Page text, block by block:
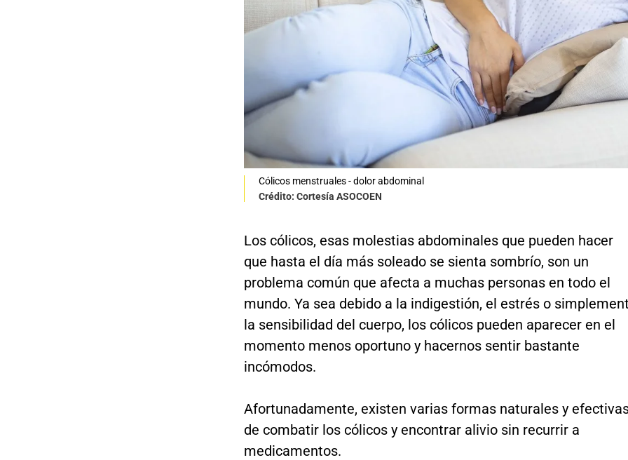
Cólicos menstruales - dolor abdominal
Crédito: Cortesía ASOCOEN
Los cólicos, esas molestias abdominales que pueden hacer
que hasta el día más soleado se sienta sombrío, son un
problema común que afecta a muchas personas en todo el
mundo. Ya sea debido a la indigestión, el estrés o
la sensibilidad del cuerpo, los cólicos pueden aparecer en el
momento menos oportuno y hacernos sentir bastante
incómodos.
Afortunadamente, existen varias formas naturales y
de combatir los cólicos y encontrar alivio sin recurrir a
medicamentos.